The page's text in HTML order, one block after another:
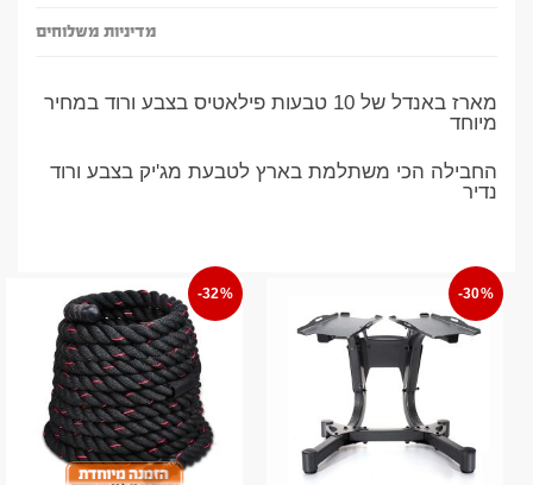
מדיניות משלוחים
מארז באנדל של 10 טבעות פילאטיס בצבע ורוד במחיר
מיוחד
החבילה הכי משתלמת בארץ לטבעת מג'יק בצבע ורוד
נדיר
-30%
-32%